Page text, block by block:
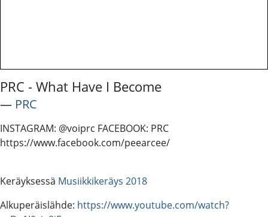
PRC - What Have I Become
― PRC
INSTAGRAM: @voiprc FACEBOOK: PRC
https://www.facebook.com/peearcee/
Keräyksessä Musiikkikeräys 2018
Alkuperäislähde: https://www.youtube.com/watch?